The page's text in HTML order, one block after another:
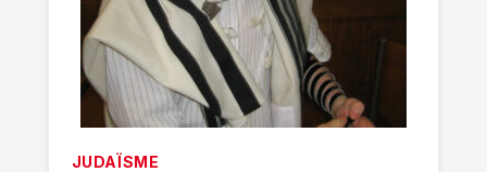
JUDAÏSME